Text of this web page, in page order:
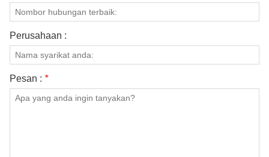
Perusahaan :
Pesan : *